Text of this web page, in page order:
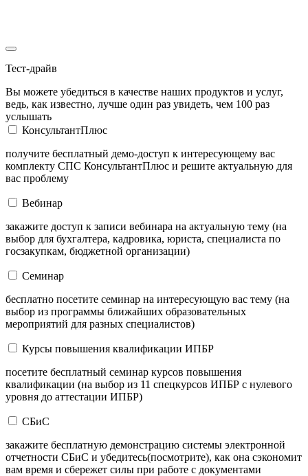
Тест-драйв
Вы можете убедиться в качестве наших продуктов и услуг,
ведь, как известно, лучше один раз увидеть, чем 100 раз
услышать
КонсультантПлюс
получите бесплатный демо-доступ к интересующему вас
комплекту СПС КонсультантПлюс и решите актуальную для
вас проблему
Вебинар
закажите доступ к записи вебинара на актуальную тему (на
выбор для бухгалтера, кадровика, юриста, специалиста по
госзакупкам, бюджетной организации)
Семинар
бесплатно посетите семинар на интересующую вас тему (на
выбор из программы ближайших образовательных
мероприятий для разных специалистов)
Курсы повышения квалификации ИПБР
посетите бесплатный семинар курсов повышения
квалификации (на выбор из 11 спецкурсов ИПБР с нулевого
уровня до аттестации ИПБР)
СБиС
закажите бесплатную демонстрацию системы электронной
отчетности СБиС и убедитесь(посмотрите), как она сэкономит
вам время и сбережет силы при работе с документами